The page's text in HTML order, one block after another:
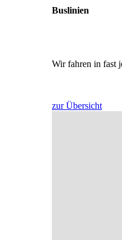
Buslinien
Wir fahren in fast
zur Übersicht